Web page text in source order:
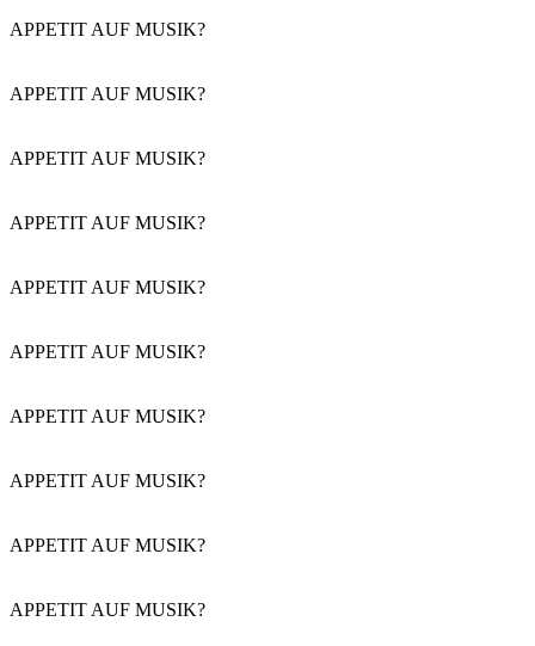
APPETIT AUF MUSIK?
APPETIT AUF MUSIK?
APPETIT AUF MUSIK?
APPETIT AUF MUSIK?
APPETIT AUF MUSIK?
APPETIT AUF MUSIK?
APPETIT AUF MUSIK?
APPETIT AUF MUSIK?
APPETIT AUF MUSIK?
APPETIT AUF MUSIK?